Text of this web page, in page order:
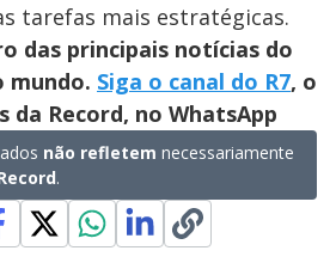
tarefas mais estratégicas.
das principais notícias do
mundo. Siga o canal do R7, o
Record, no WhatsApp
não refletem necessariamente
.